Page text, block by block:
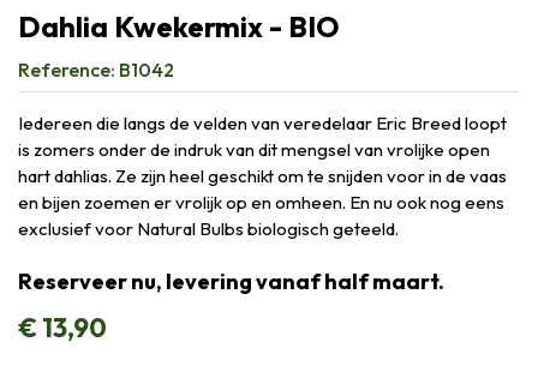
Dahlia Kwekermix - BIO
Reference: B1042
Iedereen die langs de velden van veredelaar Eric Breed loopt
is zomers onder de indruk van dit mengsel van vrolijke open
hart dahlias. Ze zijn heel geschikt om te snijden voor in de vaas
en bijen zoemen er vrolijk op en omheen. En nu ook nog eens
exclusief voor Natural Bulbs biologisch geteeld.
Reserveer nu, levering vanaf half maart.
€13,90